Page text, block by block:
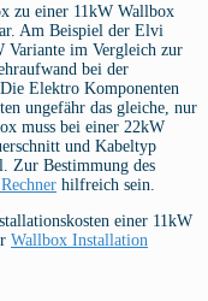
zu einer 11kW Wallbox
Am Beispiel der Elvi
Variante im Vergleich zur
bei der
Elektro Komponenten
ungefähr das gleiche, nur
muss bei einer 22kW
und Kabeltyp
Zur Bestimmung des
hilfreich sein.
einer 11kW
Wallbox Installation